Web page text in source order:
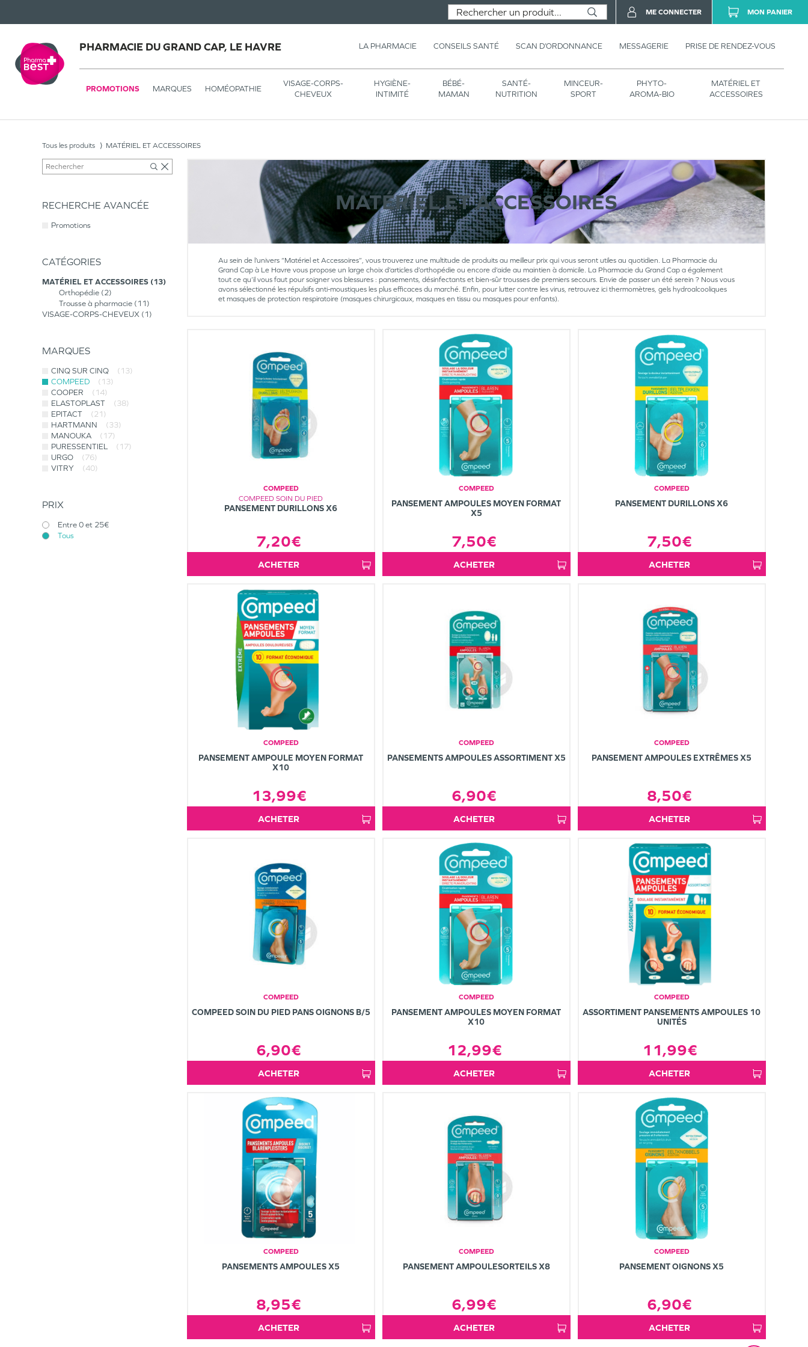
PHARMACIE DU GRAND CAP, LE HAVRE LA PHARMACIE CONSEILS SANTÉ SCAN D’ORDONNANCE MESSAGERIE PRISE DE RENDEZ-VOUS
PROMOTIONS MARQUES HOMÉOPATHIE
VISAGE-CORPS-
CHEVEUX
HYGIÈNE-
INTIMITÉ
BÉBÉ-
MAMAN
SANTÉ-
NUTRITION
MINCEUR-
SPORT
PHYTO-
AROMA-BIO
MATÉRIEL ET
ACCESSOIRES
ME CONNECTER MON PANIER
Tous les produits MATÉRIEL ET ACCESSOIRES
RECHERCHE AVANCÉE
Promotions
CATÉGORIES
MATÉRIEL ET ACCESSOIRES
13
Orthopédie 2
Trousse à pharmacie
11
VISAGE-CORPS-CHEVEUX
1
MARQUES
CINQ SUR CINQ
(13)
COMPEED
(13)
COOPER
(14)
ELASTOPLAST
(38)
EPITACT
(21)
HARTMANN
(33)
MANOUKA
(17)
PURESSENTIEL
(17)
URGO
(76)
VITRY
(40)
PRIX
Entre 0 et 25€
Tous
MATÉRIEL ET ACCESSOIRES
Au sein de l’univers “Matériel et Accessoires”, vous trouverez une multitude de produits au meilleur prix qui vous seront utiles au quotidien. La Pharmacie du
Grand Cap à Le Havre vous propose un large choix d’articles d’orthopédie ou encore d’aide au maintien à domicile. La Pharmacie du Grand Cap a également
tout ce qu’il vous faut pour soigner vos blessures : pansements, désinfectants et bien-sûr trousses de premiers secours. Envie de passer un été serein ? Nous vous
avons sélectionné les répulsifs anti-moustiques les plus efficaces du marché. Enfin, pour lutter contre les virus, retrouvez ici thermomètres, gels hydroalcooliques
et masques de protection respiratoire (masques chirurgicaux, masques en tissu ou masques pour enfants).
COMPEED
COMPEED SOIN DU PIED
PANSEMENT DURILLONS X6
7,20€
ACHETER
COMPEED
PANSEMENT AMPOULES MOYEN FORMAT
X5
7,50€
ACHETER
COMPEED
PANSEMENT DURILLONS X6
7,50€
ACHETER
COMPEED
PANSEMENT AMPOULE MOYEN FORMAT
X10
13,99€
ACHETER
COMPEED
PANSEMENTS AMPOULES ASSORTIMENT X5
6,90€
ACHETER
COMPEED
PANSEMENT AMPOULES EXTRÊMES X5
8,50€
ACHETER
COMPEED
COMPEED SOIN DU PIED PANS OIGNONS B/5
6,90€
ACHETER
COMPEED
PANSEMENT AMPOULES MOYEN FORMAT
X10
12,99€
ACHETER
COMPEED
ASSORTIMENT PANSEMENTS AMPOULES 10
UNITÉS
11,99€
ACHETER
COMPEED
PANSEMENTS AMPOULES X5
8,95€
ACHETER
COMPEED
PANSEMENT AMPOULESORTEILS X8
6,99€
ACHETER
COMPEED
PANSEMENT OIGNONS X5
6,90€
ACHETER